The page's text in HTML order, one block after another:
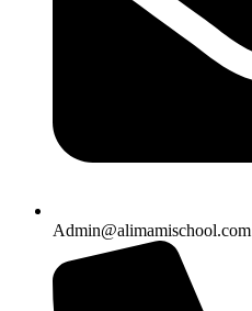
Admin@alimamischool.com